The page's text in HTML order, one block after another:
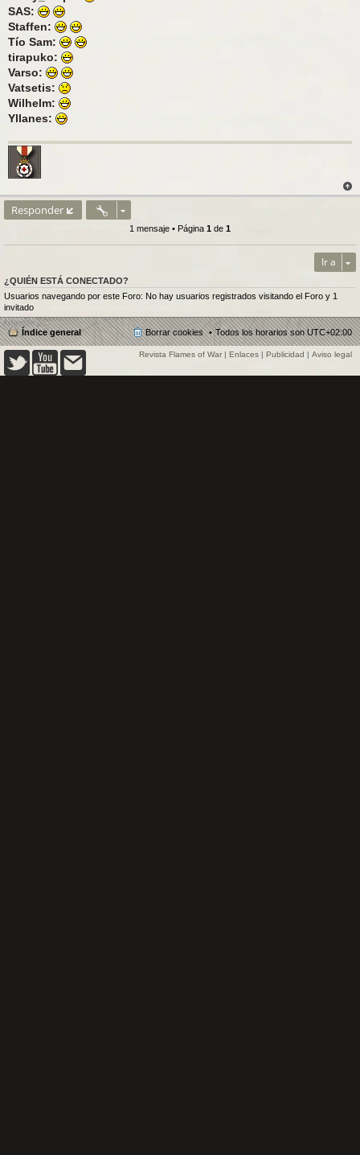
SAS:
Staffen:
Tío Sam:
tirapuko:
Varso:
Vatsetis:
Wilhelm:
Yllanes:
Responder
1 mensaje • Página 1 de 1
Ir a
¿QUIÉN ESTÁ CONECTADO?
Usuarios navegando por este Foro: No hay usuarios registrados visitando el Foro y 1
invitado
Índice general Todos los horarios sonUTC+02:00
Borrar cookies
Revista Flames of War | Enlaces | Publicidad | Aviso legal